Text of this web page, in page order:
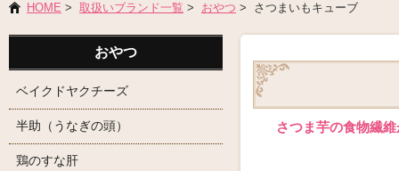
HOME > 取扱いブランド一覧 > おやつ > さつまいもキューブ
さつま芋の食物繊
おやつ
ベイクドヤクチーズ
半助（うなぎの頭）
鶏のすな肝